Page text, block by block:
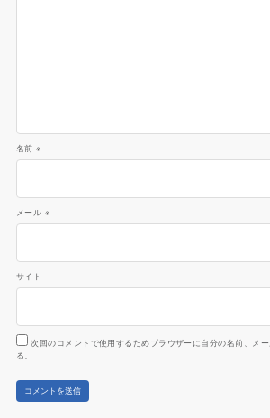
名前※
メール ※
サイト
次回のコメントで使用するためブラウザーに自分の名前、メ
る。